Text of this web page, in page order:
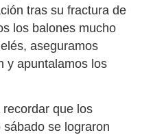
tras su fractura de
los balones mucho
aseguramos
y apuntalamos los
que los
se lograron